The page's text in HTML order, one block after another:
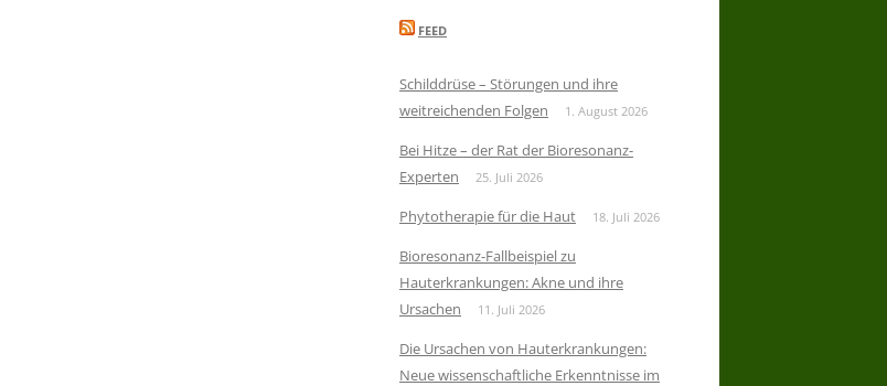
FEED
Schilddrüse – Störungen und ihre
weitreichenden Folgen
1. August 2026
Bei Hitze – der Rat der Bioresonanz-
Experten
25. Juli 2026
Phytotherapie für die Haut 18. Juli 2026
Bioresonanz-Fallbeispiel zu
Hauterkrankungen: Akne und ihre
Ursachen
11. Juli 2026
Die Ursachen von Hauterkrankungen:
Neue wissenschaftliche Erkenntnisse im